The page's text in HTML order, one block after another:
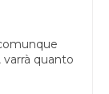
quanto